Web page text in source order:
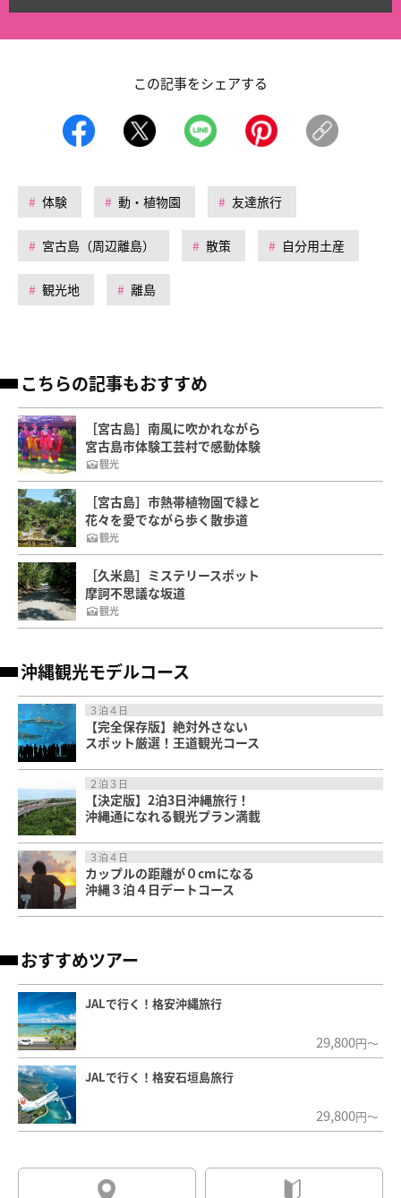
この記事をシェアする
体験 動・植物園 友達旅行
宮古島（周辺離島） 散策 自分用土産
観光地 離島
こちらの記事もおすすめ
［宮古島］南風に吹かれながら
宮古島市体験工芸村で感動体験
観光
［宮古島］市熱帯植物園で緑と
花々を愛でながら歩く散歩道
観光
［久米島］ミステリースポット
摩訶不思議な坂道
観光
沖縄観光モデルコース
３泊４日
【完全保存版】絶対外さない
スポット厳選！王道観光コース
２泊３日
【決定版】2泊3日沖縄旅行！
沖縄通になれる観光プラン満載
３泊４日
カップルの距離が０cmになる
沖縄３泊４日デートコース
おすすめツアー
JALで行く！格安沖縄旅行
29,800円～
JALで行く！格安石垣島旅行
29,800円～